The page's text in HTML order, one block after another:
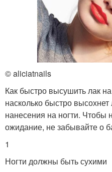
© aliciatnails
Как быстро высушить лак
насколько быстро высохнет
нанесения на ногти. Чтобы
ожидание, не забывайте о
1
Ногти должны быть сухими